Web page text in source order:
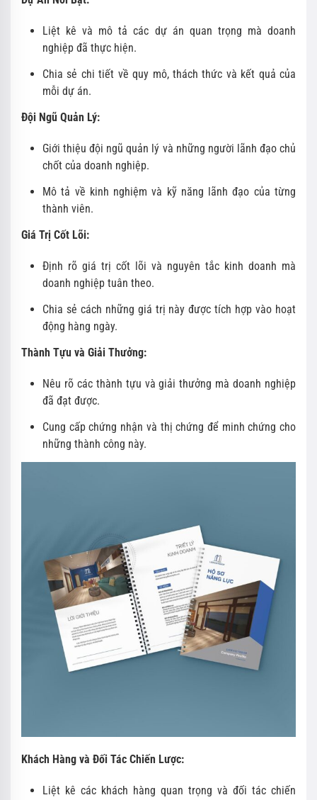
Liệt kê và mô tả các dự án quan trọng mà doanh
nghiệp đã thực hiện.
Chia sẻ chi tiết về quy mô, thách thức và kết quả của
mỗi dự án.
Đội Ngũ Quản Lý:
Giới thiệu đội ngũ quản lý và những người lãnh đạo chủ
chốt của doanh nghiệp.
Mô tả về kinh nghiệm và kỹ năng lãnh đạo của từng
thành viên.
Giá Trị Cốt Lõi:
Định rõ giá trị cốt lõi và nguyên tắc kinh doanh mà
doanh nghiệp tuân theo.
Chia sẻ cách những giá trị này được tích hợp vào hoạt
động hàng ngày.
Thành Tựu và Giải Thưởng:
Nêu rõ các thành tựu và giải thưởng mà doanh nghiệp
đã đạt được.
Cung cấp chứng nhận và thị chứng để minh chứng cho
những thành công này.
Khách Hàng và Đối Tác Chiến Lược:
Liệt kê các khách hàng quan trọng và đối tác chiến